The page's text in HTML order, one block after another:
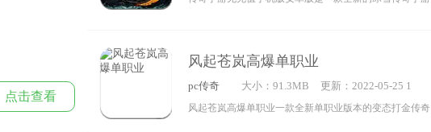
线直接就是干，虽然没有充值不需要消费，喜欢的赶快来
试试吧。
点击查看
风起苍岚高爆单职业
pc传奇 大小：91.3MB
更新：2022-05-25 1
2:27:20
风起苍岚高爆单职业一款全新单职业版本的变态打金传奇